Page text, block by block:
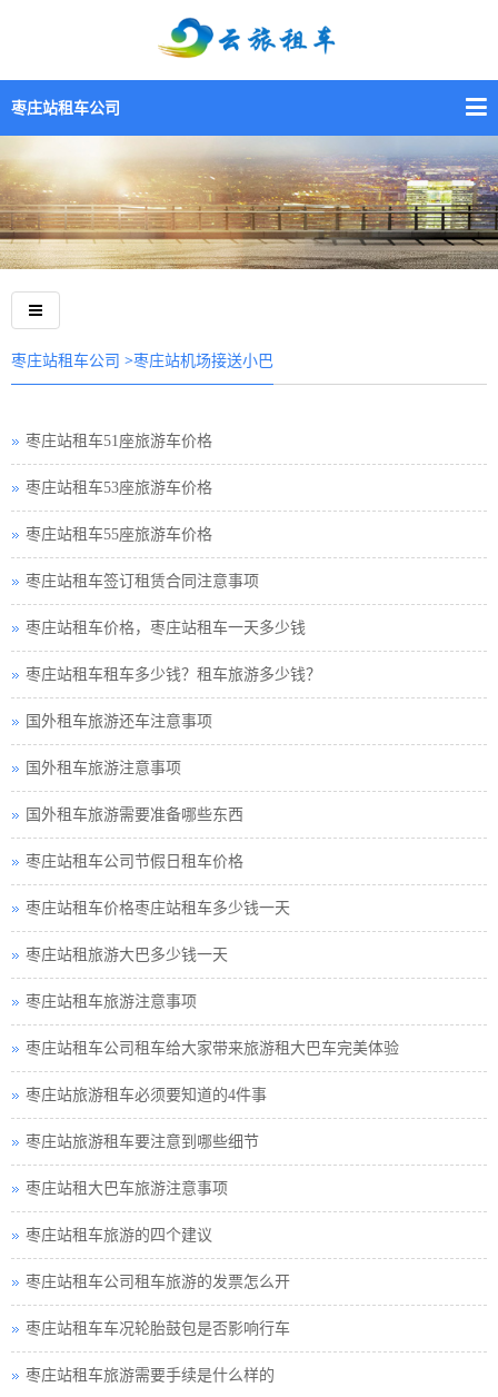
枣庄站租车公司
枣庄站租车公司 >枣庄站机场接送小巴
枣庄站租车51座旅游车价格
枣庄站租车53座旅游车价格
枣庄站租车55座旅游车价格
枣庄站租车签订租赁合同注意事项
枣庄站租车价格，枣庄站租车一天多少钱
枣庄站租车租车多少钱？租车旅游多少钱？
国外租车旅游还车注意事项
国外租车旅游注意事项
国外租车旅游需要准备哪些东西
枣庄站租车公司节假日租车价格
枣庄站租车价格枣庄站租车多少钱一天
枣庄站租旅游大巴多少钱一天
枣庄站租车旅游注意事项
枣庄站租车公司租车给大家带来旅游租大巴车完美体验
枣庄站旅游租车必须要知道的4件事
枣庄站旅游租车要注意到哪些细节
枣庄站租大巴车旅游注意事项
枣庄站租车旅游的四个建议
枣庄站租车公司租车旅游的发票怎么开
枣庄站租车车况轮胎鼓包是否影响行车
枣庄站租车旅游需要手续是什么样的